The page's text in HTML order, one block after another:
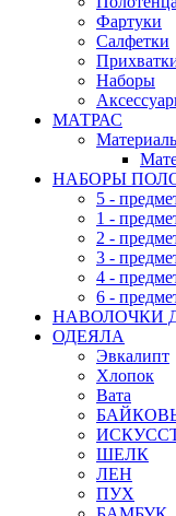
Фартуки
Салфетки
Наборы
МАТРАС
НАБОРЫ
5 -
1 -
2 -
3 -
4 -
6 -
НАВОЛОЧКИ
ОДЕЯЛА
Эвкалипт
Хлопок
Вата
ШЕЛК
ЛЕН
ПУХ